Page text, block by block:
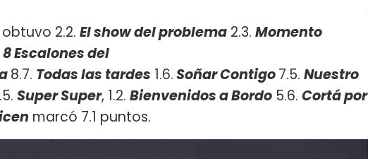
obtuvo 2.2. El show del problema 2.3. Momento
8 Escalones del
8.7. Todas las tardes 1.6.Soñar Contigo7.5. Nuestro
Super Super, 1.2. Bienvenidos a Bordo 5.6. Cortá por
marcó 7.1 puntos.